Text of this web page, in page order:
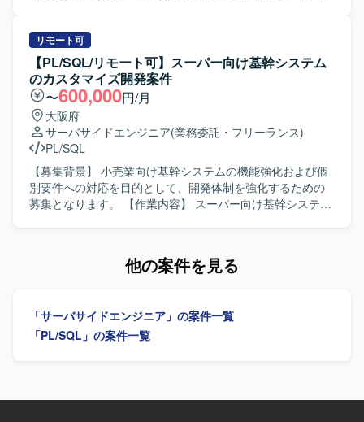
ら下流までの経験を積み、今後のキャリア形成に活かして
いただける環境です。 【開発環境】 ERPパッケージとして
IFS ERPを利用し、PL/SQLを用いた開発およびデータ移行
実装を行う環境となります。
体・結合テストまでをご担当いただきます。 移行PGポジシ
ョンでは、既存システムからIFS ERPへのデータ移行ロジッ
クの設計および実装を行っていただきます。 移行SEポジシ
ョンでは、データ移行方針の整理、移行設計、全体移行計
画の策定や関係者との調整など、移行領域の統括をご担当
いただきます。 【求める人物像】 関係者と連携しながら主
体的にコミュニケーションを取れる方を求めております。
課題が発生した際に自ら状況整理と報告を行い、解決に向
けて粘り強く対応いただける方が望ましいです。 ERP導入
プロジェクト特有の変更や調整に柔軟に対応できる方を歓
迎いたします。 【ポジションの魅力】 IFS ERPというパッ
ら移行まで一連の工程に関わることで、ERP導入プロジェ
ッケージと連携するアドオンやデータ移行ロジックの実装
を行います。
リモート可
【PL/SQL/リモート可】スーパー向け基幹システム
のカスタマイズ開発案件
〜600,000円/月
大阪府
サーバサイドエンジニア(業務委託・フリーランス)
PL/SQL
【募集背景】 小売業向け基幹システムの機能強化および個
別要件への対応を目的として、開発体制を強化するための
募集となります。 【作業内容】 スーパー向け基幹システム
きます。 必要に応じて仕様の確認や、チームメンバーとの
術の習得に前向きに取り組める方を求めております。 主体
的に課題を見つけて改善提案ができる方、チームとのコミ
ムの構造や業務知識を身につけることができます。 ストア
他の案件を見る
「サーバサイドエンジニア」の案件一覧
「PL/SQL」の案件一覧